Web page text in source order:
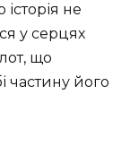
не
у серцях
що
частину його